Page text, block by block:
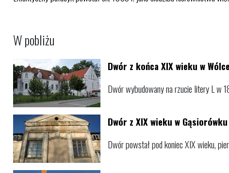
W pobliżu
Dwór z końca XIX wieku w
Dwór wybudowany na rzucie litery L w
Dwór z XIX wieku w Gąsiorówku
Dwór powstał pod koniec XIX wieku,